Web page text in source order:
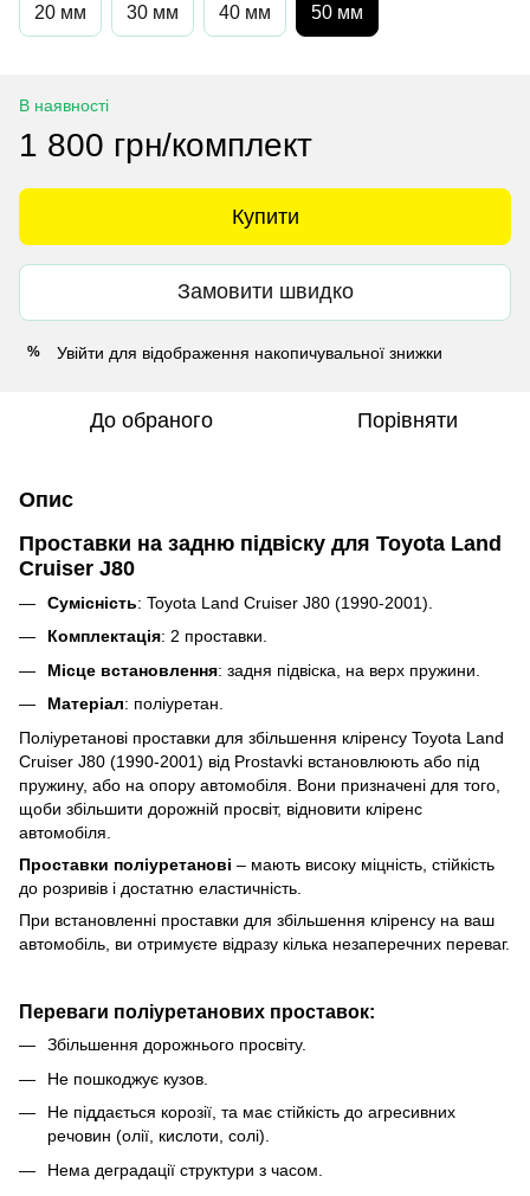
20 мм 30 мм 40 мм 50 мм
В наявності
1 800 грн/комплект
Купити
Замовити швидко
% Увійти для відображення накопичувальної знижки
До обраного Порівняти
Опис
Проставки на задню підвіску для Toyota Land
Cruiser J80
Сумісність: Toyota Land Cruiser J80 (1990-2001).
Комплектація: 2 проставки.
Місце встановлення: задня підвіска, на верх пружини.
Матеріал: поліуретан.
Поліуретанові проставки для збільшення кліренсу Toyota Land
Cruiser J80 (1990-2001) від Prostavki встановлюють або під
пружину, або на опору автомобіля.
Вони призначені для того,
щоби збільшити дорожній просвіт, відновити кліренс
автомобіля.
Проставки поліуретанові – мають високу міцність, стійкість
до розривів і достатню еластичність.
При встановленні проставки для збільшення кліренсу на ваш
автомобіль, ви отримуєте відразу кілька незаперечних переваг.
Переваги поліуретанових проставок:
Збільшення дорожнього просвіту.
Не пошкоджує кузов.
Не піддається корозії, та має стійкість до агресивних
речовин (олії, кислоти, солі).
Нема деградації структури з часом.